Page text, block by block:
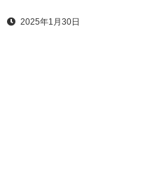
2025年1月30日